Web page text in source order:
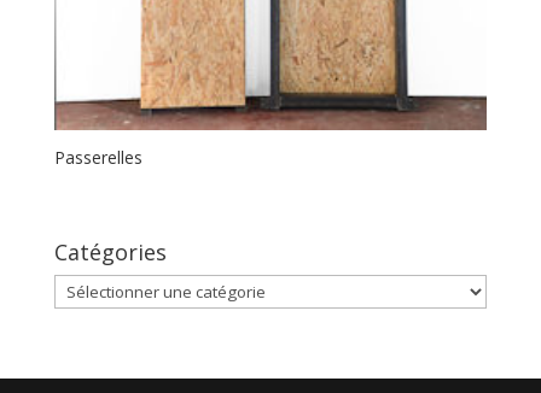
Passerelles
Catégories
Catégories